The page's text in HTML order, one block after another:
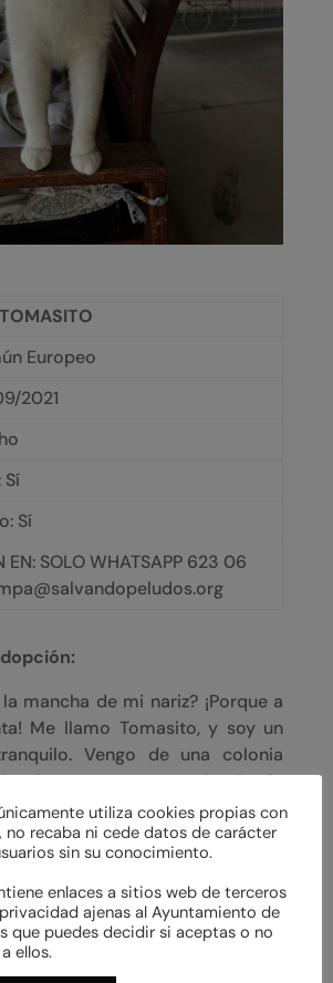
TOMASITO
Europeo
2021
Sí
Sí
EN: SOLO WHATSAPP 623 06
mancha de mi nariz? ¡Porque a
Me llamo Tomasito, y soy un
Vengo de una colonia
a la protectora por el método
cuidadores se dieron cuenta de
me gusta la compañía humana,
que me quedara en el
para encontrar una familia que
quien querer. ¿Te animas a
utiliza cookies propias con
no recaba ni cede datos de carácter
sin su conocimiento.
enlaces a sitios web de terceros
ajenas al Ayuntamiento de
que puedes decidir si aceptas o no
ellos.